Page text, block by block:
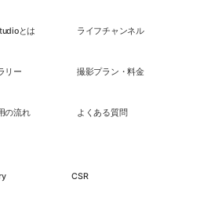
とは ライフチャンネル
リー 撮影プラン・料金
の流れ よくある質問
CSR